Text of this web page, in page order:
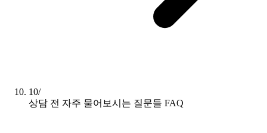
10/
상담 전 자주 물어보시는 질문들 FAQ